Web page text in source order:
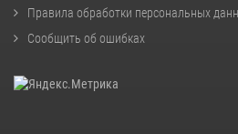
Правила обработки персональных
Сообщить об ошибках